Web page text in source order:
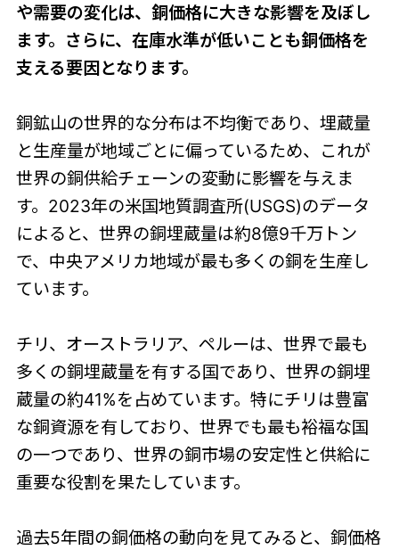
や需要の変化は、銅価格に大きな影響を及ぼし
ます。さらに、在庫水準が低いことも銅価格を
支える要因となります。
銅鉱山の世界的な分布は不均衡であり、埋蔵量
と生産量が地域ごとに偏っているため、これが
世界の銅供給チェーンの変動に影響を与えま
す。2023年の米国地質調査所(USGS)のデータ
によると、世界の銅埋蔵量は約8億9千万トン
で、中央アメリカ地域が最も多くの銅を生産し
ています。
チリ、オーストラリア、ペルーは、世界で最も
多くの銅埋蔵量を有する国であり、世界の銅埋
蔵量の約41%を占めています。特にチリは豊富
な銅資源を有しており、世界でも最も裕福な国
の一つであり、世界の銅市場の安定性と供給に
重要な役割を果たしています。
過去5年間の銅価格の動向を見てみると、銅価格